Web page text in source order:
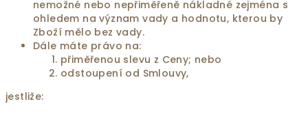
nemožné nebo nepřiměřeně nákladné zejména s
ohledem na význam vady a hodnotu, kterou by
Zboží mělo bez vady.
Dále máte právo na:
přiměřenou slevu z Ceny; nebo
odstoupení od Smlouvy,
jestliže: